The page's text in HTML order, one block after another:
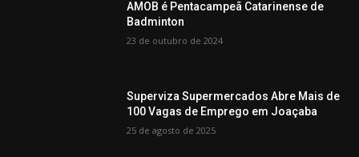
AMOB é Pentacampeã Catarinense de
Badminton
23 de outubro de 2024
Superviza Supermercados Abre Mais de
100 Vagas de Emprego em Joaçaba
25 de agosto de 2025